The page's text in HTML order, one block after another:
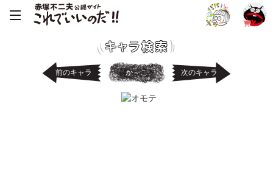
前のキャラ か～こ 次のキャラ